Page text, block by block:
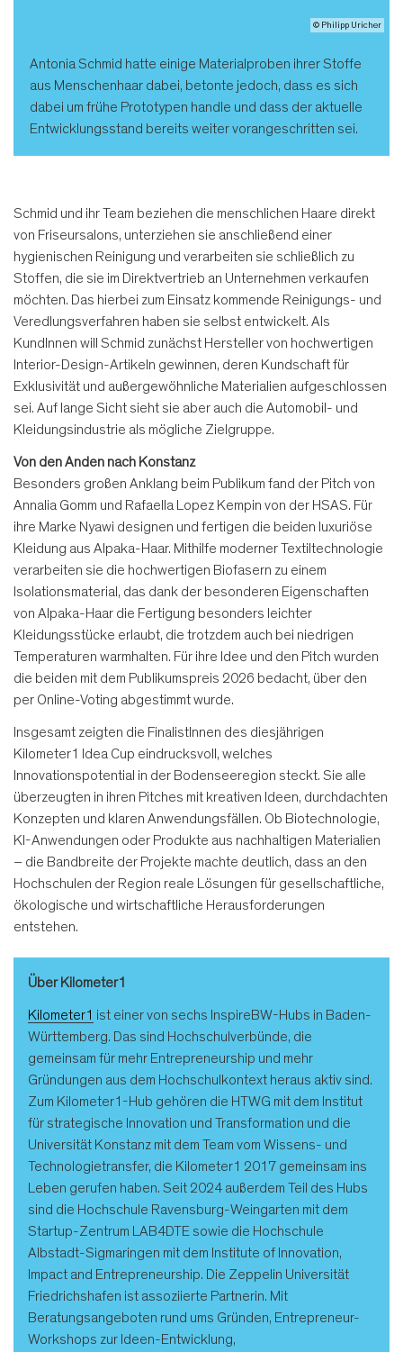
© Philipp Uricher
Antonia Schmid hatte einige Materialproben ihrer Stoffe
aus Menschenhaar dabei, betonte jedoch, dass es sich
dabei um frühe Prototypen handle und dass der aktuelle
Entwicklungsstand bereits weiter vorangeschritten sei.
Schmid und ihr Team beziehen die menschlichen Haare direkt
von Friseursalons, unterziehen sie anschließend einer
hygienischen Reinigung und verarbeiten sie schließlich zu
Stoffen, die sie im Direktvertrieb an Unternehmen verkaufen
möchten. Das hierbei zum Einsatz kommende Reinigungs- und
Veredlungsverfahren haben sie selbst entwickelt. Als
KundInnen will Schmid zunächst Hersteller von hochwertigen
Interior-Design-Artikeln gewinnen, deren Kundschaft für
Exklusivität und außergewöhnliche Materialien aufgeschlossen
sei. Auf lange Sicht sieht sie aber auch die Automobil- und
Kleidungsindustrie als mögliche Zielgruppe.
Von den Anden nach Konstanz
Besonders großen Anklang beim Publikum fand der Pitch von
Annalia Gomm und Rafaella Lopez Kempin von der HSAS. Für
ihre Marke Nyawi designen und fertigen die beiden luxuriöse
Kleidung aus Alpaka-Haar. Mithilfe moderner Textiltechnologie
verarbeiten sie die hochwertigen Biofasern zu einem
Isolationsmaterial, das dank der besonderen Eigenschaften
von Alpaka-Haar die Fertigung besonders leichter
Kleidungsstücke erlaubt, die trotzdem auch bei niedrigen
Temperaturen warmhalten. Für ihre Idee und den Pitch wurden
die beiden mit dem Publikumspreis 2026 bedacht, über den
per Online-Voting abgestimmt wurde.
Insgesamt zeigten die FinalistInnen des diesjährigen
Kilometer1 Idea Cup eindrucksvoll, welches
Innovationspotential in der Bodenseeregion steckt. Sie alle
überzeugten in ihren Pitches mit kreativen Ideen, durchdachten
Konzepten und klaren Anwendungsfällen. Ob Biotechnologie,
KI-Anwendungen oder Produkte aus nachhaltigen Materialien
– die Bandbreite der Projekte machte deutlich, dass an den
Hochschulen der Region reale Lösungen für gesellschaftliche,
ökologische und wirtschaftliche Herausforderungen
entstehen.
Über Kilometer1
Kilometer1 ist einer von sechs InspireBW-Hubs in Baden-
Württemberg. Das sind Hochschulverbünde, die
gemeinsam für mehr Entrepreneurship und mehr
Gründungen aus dem Hochschulkontext heraus aktiv sind.
Zum Kilometer1-Hub gehören die HTWG mit dem Institut
für strategische Innovation und Transformation und die
Universität Konstanz mit dem Team vom Wissens- und
Technologietransfer, die Kilometer1 2017 gemeinsam ins
Leben gerufen haben. Seit 2024 außerdem Teil des Hubs
sind die Hochschule Ravensburg-Weingarten mit dem
Startup-Zentrum LAB4DTE sowie die Hochschule
Albstadt-Sigmaringen mit dem Institute of Innovation,
Impact and Entrepreneurship. Die Zeppelin Universität
Friedrichshafen ist assoziierte Partnerin. Mit
Beratungsangeboten rund ums Gründen, Entrepreneur-
Workshops zur Ideen-Entwicklung,